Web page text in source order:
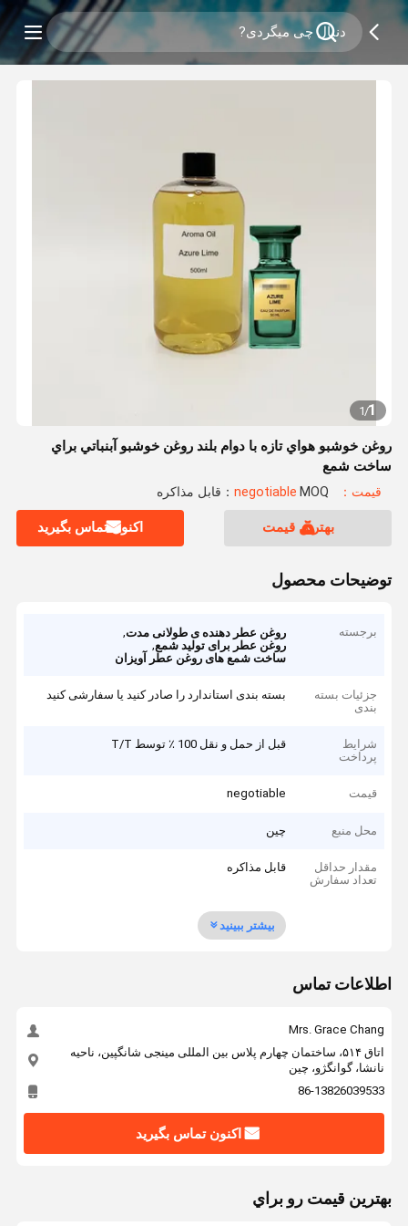
1
/
1
روغن خوشبو هواي تازه با دوام بلند روغن خوشبو آبنباتي براي
ساخت شمع
قیمت：negotiable MOQ：قابل مذاکره
بهترین قیمت اکنون تماس بگیرید
توضیحات محصول
برجسته روغن عطر دهنده ی طولانی مدت,
روغن عطر برای تولید شمع,
ساخت شمع های روغن عطر آویزان
جزئیات بسته
بندی
بسته بندی استاندارد را صادر کنید یا سفارشی کنید
شرایط
پرداخت
قبل از حمل و نقل 100 ٪ توسط T/T
قیمت negotiable
محل منبع چین
مقدار حداقل
تعداد سفارش
قابل مذاکره
بیشتر ببینید
اطلاعات تماس
Mrs. Grace Chang
اتاق ۵۱۴، ساختمان چهارم پلاس بین المللی مینجی شانگپین، ناحیه
نانشا، گوانگژو، چین
86-13826039533
اکنون تماس بگیرید
بهترين قيمت رو براي